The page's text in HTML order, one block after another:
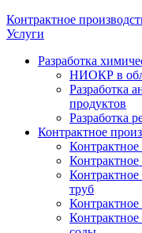
Контрактное
Услуги
Разработка
НИОКР в
Разработка
продуктов
Разработка
Контрактное
Контрактное
Контрактное
Контрактное
труб